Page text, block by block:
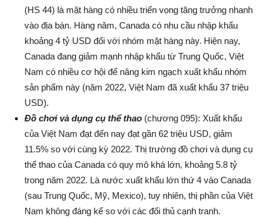
(HS 44) là mặt hàng có nhiều triển vọng tăng trưởng nhanh
vào địa bàn. Hàng năm, Canada có nhu cầu nhập khẩu
khoảng 4 tỷ USD đối với nhóm mặt hàng này. Hiện nay,
Canada đang giảm mạnh nhập khẩu từ Trung Quốc, Việt
Nam có nhiều cơ hội để nâng kim ngạch xuất khẩu nhóm
sản phẩm này (năm 2022, Việt Nam đã xuất khẩu 37 triệu
USD).
Đồ chơi và dụng cụ thể thao (chương 095): Xuất khẩu
của Việt Nam đạt đến nay đạt gần 62 triệu USD, giảm
11.5% so với cùng kỳ 2022. Thị trường đồ chơi và dụng cụ
thể thao của Canada có quy mô khá lớn, khoảng 5.8 tỷ
trong năm 2022. Là nước xuất khẩu lớn thứ 4 vào Canada
(sau Trung Quốc, Mỹ, Mexico), tuy nhiên, thị phần của Việt
Nam không đáng kể so với các đối thủ cạnh tranh.